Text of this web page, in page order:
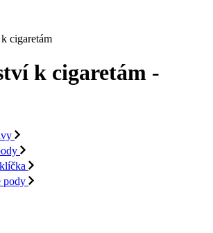
cigaretám
k cigaretám -
pody